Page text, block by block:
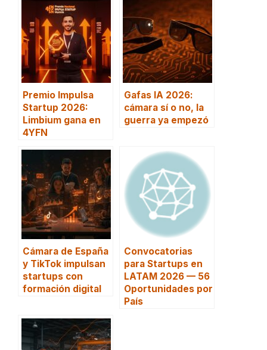
Premio Impulsa
Startup 2026:
Limbium gana en
4YFN
Gafas IA 2026:
cámara sí o no, la
guerra ya empezó
Cámara de España
y TikTok impulsan
startups con
formación digital
Convocatorias
para Startups en
LATAM 2026 — 56
Oportunidades por
País